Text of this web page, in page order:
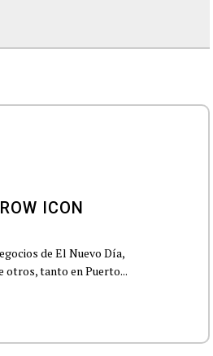
de El Nuevo Día,
otros, tanto en Puerto...